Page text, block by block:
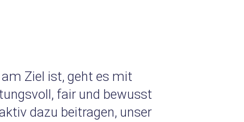
Ziel ist, geht es mit
fair und bewusst
dazu beitragen, unser